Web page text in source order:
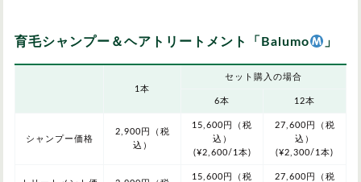
育毛シャンプー＆ヘアトリートメント「Balumo 」
1本
セット購入の場合
6本 12本
シャンプー価格
2,900円（税
込）
15,600円（税
込）
(¥2,600/1本)
27,600円（税
込）
(¥2,300/1本)
15,600円（税
27,600円（税